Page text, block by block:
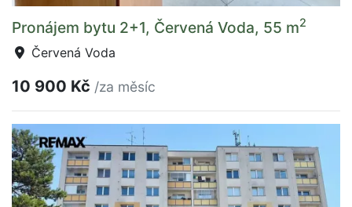
Pronájem bytu 2+1, Červená Voda, 55 m2
Červená Voda
10 900 Kč /za měsíc